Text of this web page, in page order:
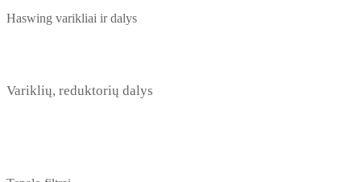
Haswing varikliai ir dalys
Variklių, reduktorių dalys